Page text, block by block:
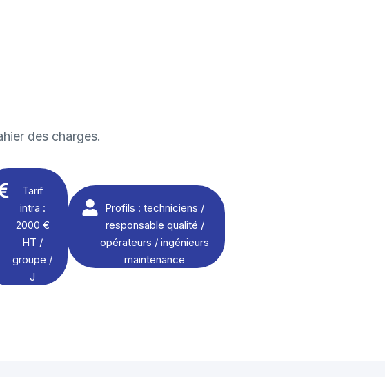
des charges.
Tarif
intra :
2000 €
HT /
groupe /
J
Profils : techniciens /
responsable qualité /
opérateurs / ingénieurs
maintenance